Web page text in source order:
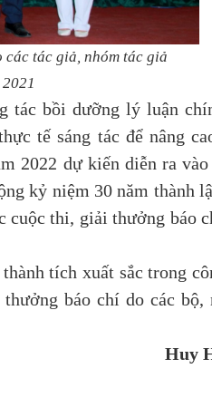
các tác giả, nhóm tác giả
tác bồi dưỡng lý luận
tế sáng tác để nâng
2022 dự kiến diễn ra
kỷ niệm 30 năm thành
cuộc thi, giải thưởng báo
tích xuất sắc trong
báo chí do các bộ,
Huy